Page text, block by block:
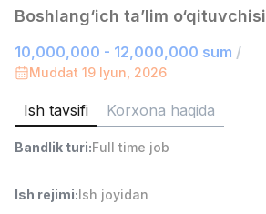
Savdo boshlig'i
6,000,000 - 15,000,000 sum
Full time job
Ish joyidan
Ombor yordamchisi
ASIAN
Boshlang‘ich taʼlim o‘qituvchisi
10,000,000 - 12,000,000 sum /
Muddat 19 Iyun, 2026
Ish tavsifi Korxona haqida
Bandlik turi:Full time job
Ish rejimi:Ish joyidan